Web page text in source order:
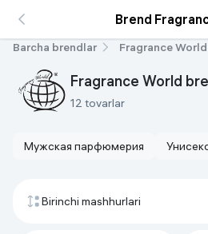
Brend
Barcha brendlar Fragrance World
Fragrance World
12 tovarlar
Мужская парфюмерия
Birinchi mashhurlari